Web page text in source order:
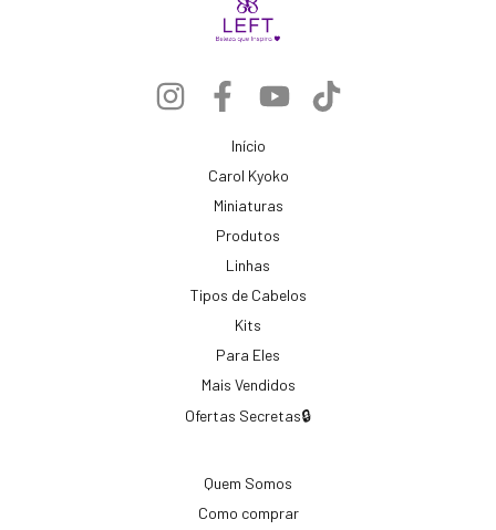
Início
Carol Kyoko
Miniaturas
Produtos
Linhas
Tipos de Cabelos
Kits
Para Eles
Mais Vendidos
Ofertas Secretas🔒
Quem Somos
Como comprar